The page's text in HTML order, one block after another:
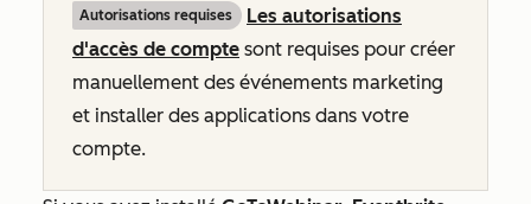
Autorisations requises
Les autorisations
d'accès de compte sont requises pour créer
manuellement des événements marketing
et installer des applications dans votre
compte.